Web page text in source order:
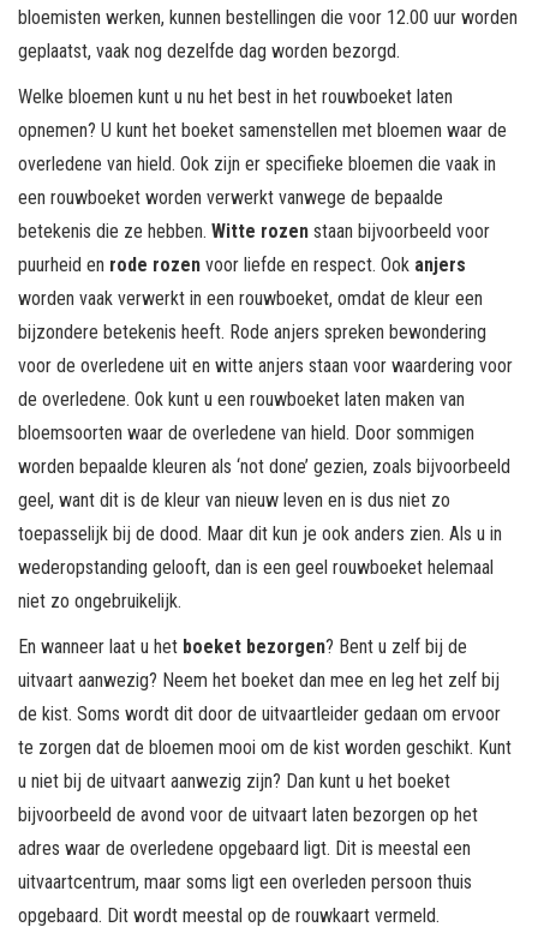
bloemisten werken, kunnen bestellingen die voor 12.00 uur worden
geplaatst, vaak nog dezelfde dag worden bezorgd.
Welke bloemen kunt u nu het best in het rouwboeket laten
opnemen? U kunt het boeket samenstellen met bloemen waar de
overledene van hield. Ook zijn er specifieke bloemen die vaak in
een rouwboeket worden verwerkt vanwege de bepaalde
betekenis die ze hebben. Witte rozen staan bijvoorbeeld voor
puurheid en rode rozen voor liefde en respect. Ook anjers
worden vaak verwerkt in een rouwboeket, omdat de kleur een
bijzondere betekenis heeft. Rode anjers spreken bewondering
voor de overledene uit en witte anjers staan voor waardering voor
de overledene. Ook kunt u een rouwboeket laten maken van
bloemsoorten waar de overledene van hield. Door sommigen
worden bepaalde kleuren als ‘not done’ gezien, zoals bijvoorbeeld
geel, want dit is de kleur van nieuw leven en is dus niet zo
toepasselijk bij de dood. Maar dit kun je ook anders zien. Als u in
wederopstanding gelooft, dan is een geel rouwboeket helemaal
niet zo ongebruikelijk.
En wanneer laat u het boeket bezorgen? Bent u zelf bij de
uitvaart aanwezig? Neem het boeket dan mee en leg het zelf bij
de kist. Soms wordt dit door de uitvaartleider gedaan om ervoor
te zorgen dat de bloemen mooi om de kist worden geschikt. Kunt
u niet bij de uitvaart aanwezig zijn? Dan kunt u het boeket
bijvoorbeeld de avond voor de uitvaart laten bezorgen op het
adres waar de overledene opgebaard ligt. Dit is meestal een
uitvaartcentrum, maar soms ligt een overleden persoon thuis
opgebaard. Dit wordt meestal op de rouwkaart vermeld.